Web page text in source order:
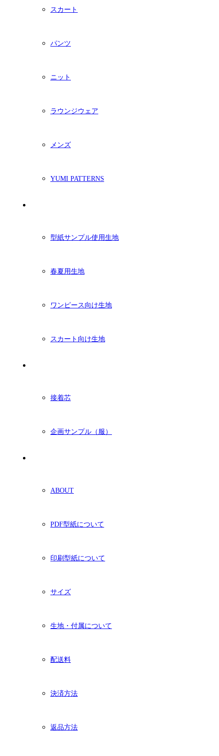
スカート
パンツ
ニット
ラウンジウェア
メンズ
YUMI PATTERNS
型紙サンプル使用生地
春夏用生地
ワンピース向け生地
スカート向け生地
接着芯
企画サンプル（服）
ABOUT
PDF型紙について
印刷型紙について
サイズ
生地・付属について
配送料
決済方法
返品方法